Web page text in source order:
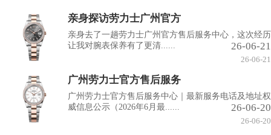
亲身探访劳力士广州官方
亲身去了一趟劳力士广州官方售后服务中心，这次经历
让我对腕表保养有了更清......
26-06-21
26-06-21
广州劳力士官方售后服务
广州劳力士官方售后服务中心｜最新服务电话及地址权
威信息公示（2026年6月最......
26-06-20
26-06-20